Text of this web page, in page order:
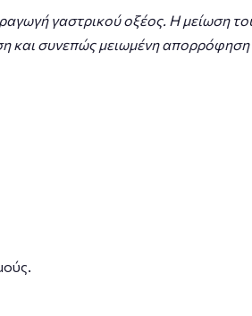
γαστρικού οξέος. Η μείωση
συνεπώς μειωμένη